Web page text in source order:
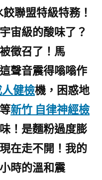
聯盟特級特務！
宙級的酸味了？
徵召了！馬
聲音震得嗡嗡作
健檢機，困惑地
新竹 自律神經檢
！是麵粉過度膨
在走不開！我的
時的溫和震